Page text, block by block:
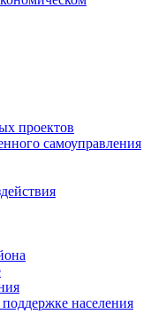
проектов
самоуправления
населения